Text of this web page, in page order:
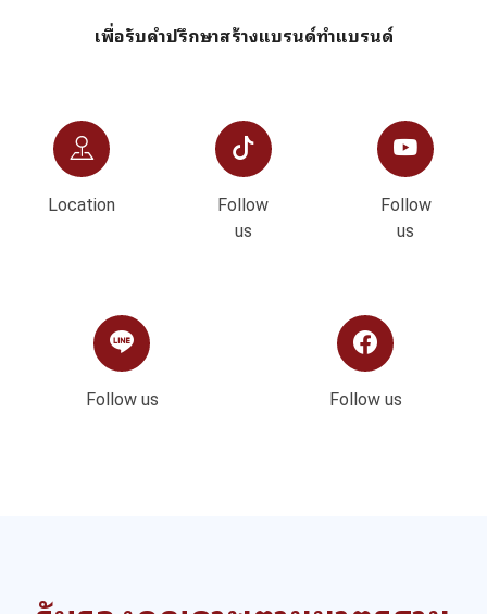
เพื่อรับคำปรึกษาสร้างแบรนด์ทำแบรนด์
Location
Follow
us
Follow
us
Follow us Follow us